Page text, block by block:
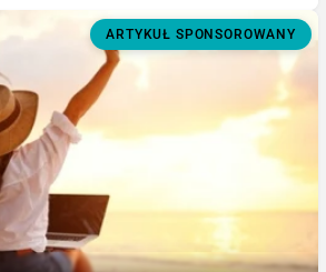
ARTYKUŁ SPONSOROWANY